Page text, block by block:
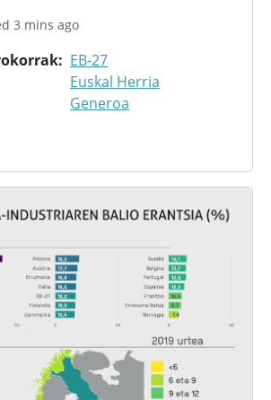
3 mins ago
EB-27
Euskal Herria
Generoa